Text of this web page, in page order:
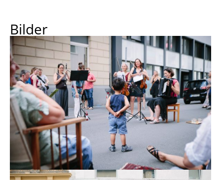
Bilder